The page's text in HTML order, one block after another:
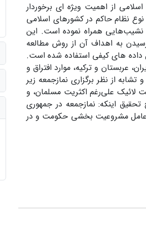
از اهمیت ویژه ای برخوردار
نظام حاکم در کشورهای اسلامی
نشیب‌هایی همراه نموده است. این
به اهداف آن از روش مطالعه
داده های کیفی استفاده شده است.
عربستان و ترکیه، موارد افتراق و
از نظر برگزاری نمازجمعه زیر
لائیک علی‌رغم اکثریت مسلمان، و
اینکه: نمازجمعه در جمهوری
عامل مشروعیت بخشی حکومت و در